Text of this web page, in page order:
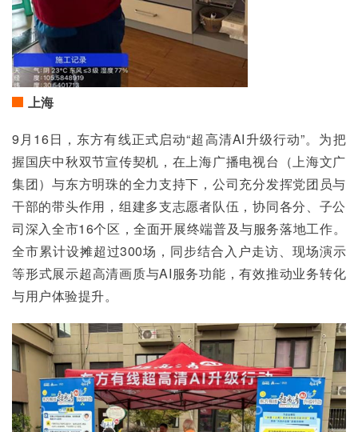
上海
9月16日，东方有线正式启动“超高清AI升级行动”。为把
握国庆中秋双节宣传契机，在上海广播电视台（上海文广
集团）与东方明珠的全力支持下，公司充分发挥党团员与
干部的带头作用，组建多支志愿者队伍，协同各分、子公
司深入全市16个区，全面开展终端普及与服务落地工作。
全市累计设摊超过300场，同步结合入户走访、现场演示
等形式展示超高清画质与AI服务功能，有效推动业务转化
与用户体验提升。